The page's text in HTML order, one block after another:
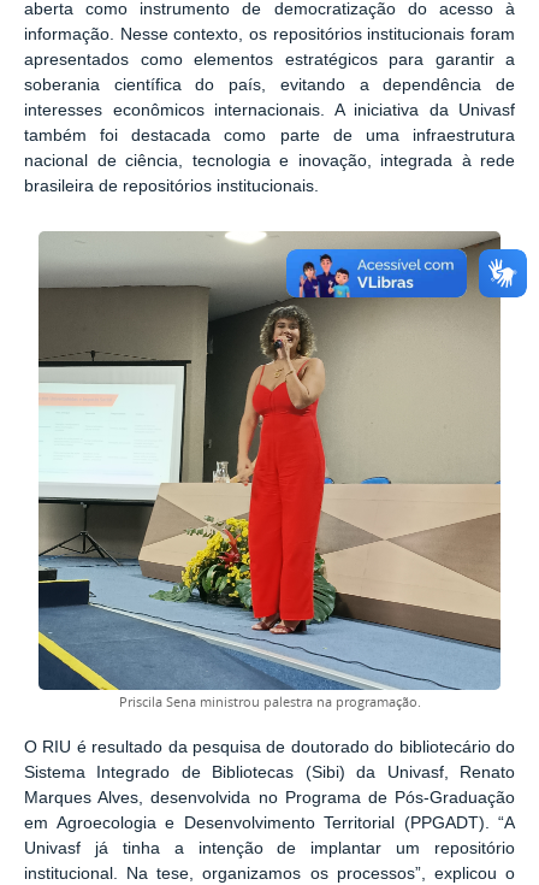
aberta como instrumento de democratização do acesso à
informação. Nesse contexto, os repositórios institucionais foram
apresentados como elementos estratégicos para garantir a
soberania científica do país, evitando a dependência de
interesses econômicos internacionais. A iniciativa da Univasf
também foi destacada como parte de uma infraestrutura
nacional de ciência, tecnologia e inovação, integrada à rede
brasileira de repositórios institucionais.
Priscila Sena ministrou palestra na programação.
O RIU é resultado da pesquisa de doutorado do bibliotecário do
Sistema Integrado de Bibliotecas (Sibi) da Univasf, Renato
Marques Alves, desenvolvida no Programa de Pós-Graduação
em Agroecologia e Desenvolvimento Territorial (PPGADT). “A
Univasf já tinha a intenção de implantar um repositório
institucional. Na tese, organizamos os processos”, explicou o